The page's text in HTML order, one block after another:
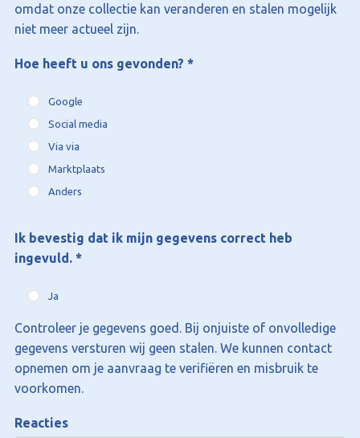
omdat onze collectie kan veranderen en stalen mogelijk
niet meer actueel zijn.
Hoe heeft u ons gevonden? *
Google
Social media
Via via
Marktplaats
Anders
Ik bevestig dat ik mijn gegevens correct heb
ingevuld. *
Ja
Controleer je gegevens goed. Bij onjuiste of onvolledige
gegevens versturen wij geen stalen. We kunnen contact
opnemen om je aanvraag te verifiëren en misbruik te
voorkomen.
Reacties